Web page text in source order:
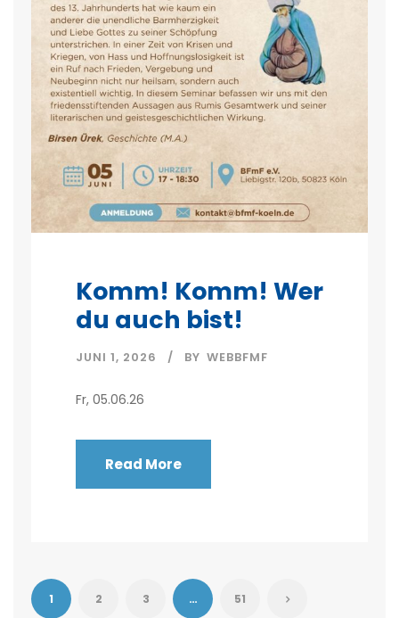
Komm! Komm! Wer
du auch bist!
JUNI 1, 2026 BY WEBBFMF
Fr, 05.06.26
Read More
1 2 3 … 51